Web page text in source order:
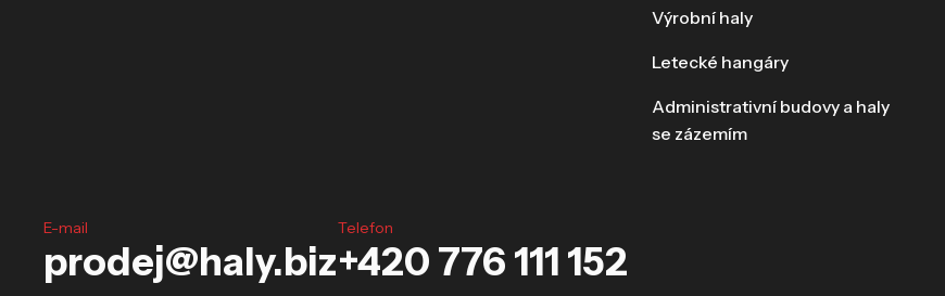
Výrobní haly
Letecké hangáry
Administrativní budovy a haly
se zázemím
E-mail
prodej@haly.biz
Telefon
+420 776 111 152